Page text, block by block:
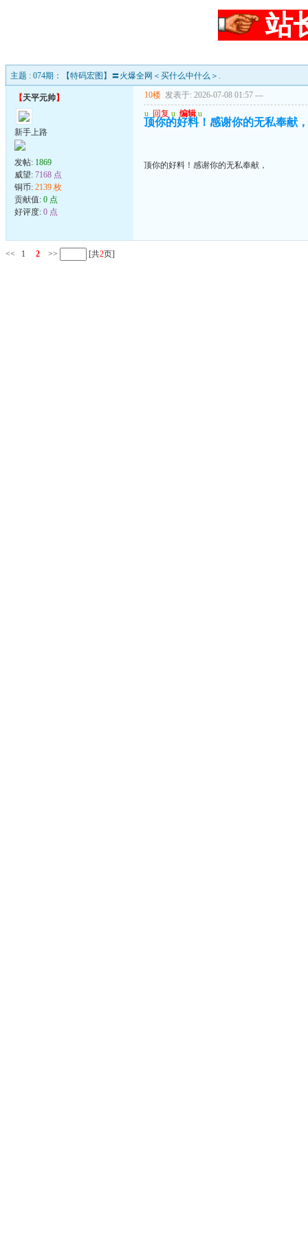
站
主题 : 074期：【特码宏图】〓火爆全网＜买什么中什么＞.
【天平元帅】
新手上路
发帖: 1869
威望: 7168 点
铜币: 2139 枚
贡献值: 0 点
好评度: 0 点
10楼 发表于: 2026-07-08 01:57 ---
u 回复 u 编辑 u
顶你的好料！感谢你的无私奉献，
顶你的好料！感谢你的无私奉献，
<< 1 2 >> [共2页]